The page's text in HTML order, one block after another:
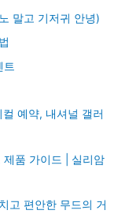
말고 기저귀 안녕)
트
예약, 내셔널 갤러
품 가이드 | 실리암
고 편안한 무드의 거